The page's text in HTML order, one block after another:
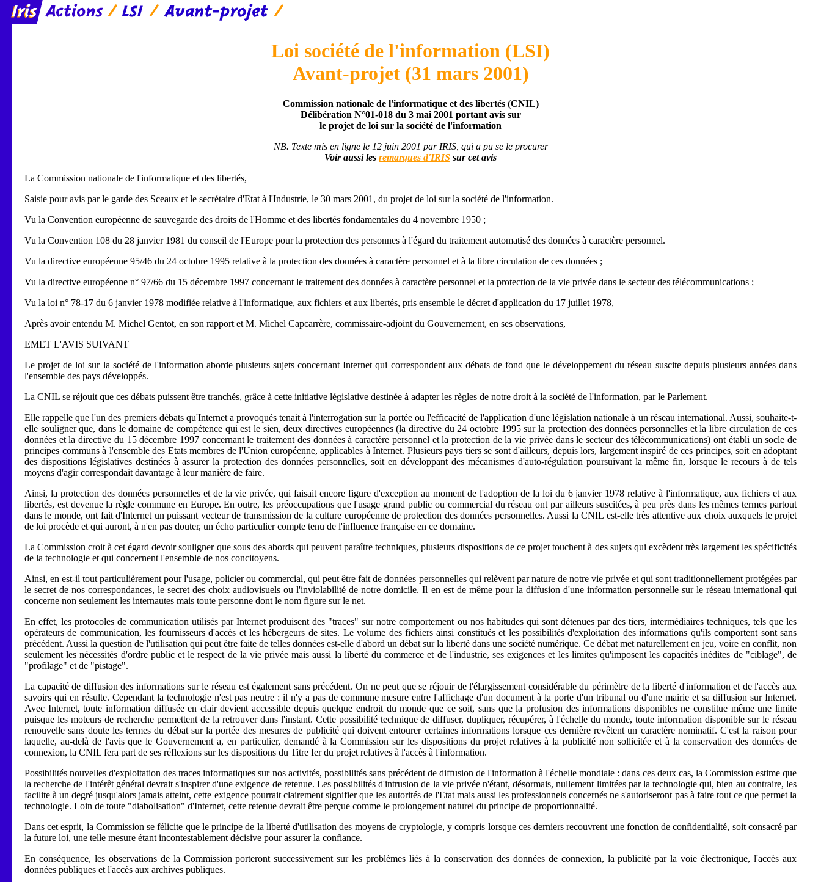
Loi société de l'information (LSI)
Avant-projet (31 mars 2001)
Commission nationale de l'informatique et des libertés (CNIL)
Délibération N°01-018 du 3 mai 2001 portant avis sur
le projet de loi sur la société de l'information
NB. Texte mis en ligne le 12 juin 2001 par IRIS, qui a pu se le procurer
Voir aussi les remarques d'IRIS sur cet avis
La Commission nationale de l'informatique et des libertés,
Saisie pour avis par le garde des Sceaux et le secrétaire d'Etat à l'Industrie, le 30 mars 2001, du projet de loi sur la société de l'information.
Vu la Convention européenne de sauvegarde des droits de l'Homme et des libertés fondamentales du 4 novembre 1950 ;
Vu la Convention 108 du 28 janvier 1981 du conseil de l'Europe pour la protection des personnes à l'égard du traitement automatisé des données à caractère personnel.
Vu la directive européenne 95/46 du 24 octobre 1995 relative à la protection des données à caractère personnel et à la libre circulation de ces données ;
Vu la directive européenne n° 97/66 du 15 décembre 1997 concernant le traitement des données à caractère personnel et la protection de la vie privée dans le secteur des télécommunications ;
Vu la loi n° 78-17 du 6 janvier 1978 modifiée relative à l'informatique, aux fichiers et aux libertés, pris ensemble le décret d'application du 17 juillet 1978,
Après avoir entendu M. Michel Gentot, en son rapport et M. Michel Capcarrère, commissaire-adjoint du Gouvernement, en ses observations,
EMET L'AVIS SUIVANT
Le projet de loi sur la société de l'information aborde plusieurs sujets concernant Internet qui correspondent aux débats de fond que le développement du réseau suscite depuis plusieurs années dans
l'ensemble des pays développés.
La CNIL se réjouit que ces débats puissent être tranchés, grâce à cette initiative législative destinée à adapter les règles de notre droit à la société de l'information, par le Parlement.
Elle rappelle que l'un des premiers débats qu'Internet a provoqués tenait à l'interrogation sur la portée ou l'efficacité de l'application d'une législation nationale à un réseau international. Aussi, souhaite-t-
elle souligner que, dans le domaine de compétence qui est le sien, deux directives européennes (la directive du 24 octobre 1995 sur la protection des données personnelles et la libre circulation de ces
données et la directive du 15 décembre 1997 concernant le traitement des données à caractère personnel et la protection de la vie privée dans le secteur des télécommunications) ont établi un socle de
principes communs à l'ensemble des Etats membres de l'Union européenne, applicables à Internet. Plusieurs pays tiers se sont d'ailleurs, depuis lors, largement inspiré de ces principes, soit en adoptant
des dispositions législatives destinées à assurer la protection des données personnelles, soit en développant des mécanismes d'auto-régulation poursuivant la même fin, lorsque le recours à de tels
moyens d'agir correspondait davantage à leur manière de faire.
Ainsi, la protection des données personnelles et de la vie privée, qui faisait encore figure d'exception au moment de l'adoption de la loi du 6 janvier 1978 relative à l'informatique, aux fichiers et aux
libertés, est devenue la règle commune en Europe. En outre, les préoccupations que l'usage grand public ou commercial du réseau ont par ailleurs suscitées, à peu près dans les mêmes termes partout
dans le monde, ont fait d'Internet un puissant vecteur de transmission de la culture européenne de protection des données personnelles. Aussi la CNIL est-elle très attentive aux choix auxquels le projet
de loi procède et qui auront, à n'en pas douter, un écho particulier compte tenu de l'influence française en ce domaine.
La Commission croit à cet égard devoir souligner que sous des abords qui peuvent paraître techniques, plusieurs dispositions de ce projet touchent à des sujets qui excèdent très largement les spécificités
de la technologie et qui concernent l'ensemble de nos concitoyens.
Ainsi, en est-il tout particulièrement pour l'usage, policier ou commercial, qui peut être fait de données personnelles qui relèvent par nature de notre vie privée et qui sont traditionnellement protégées par
le secret de nos correspondances, le secret des choix audiovisuels ou l'inviolabilité de notre domicile. Il en est de même pour la diffusion d'une information personnelle sur le réseau international qui
concerne non seulement les internautes mais toute personne dont le nom figure sur le net.
En effet, les protocoles de communication utilisés par Internet produisent des "traces" sur notre comportement ou nos habitudes qui sont détenues par des tiers, intermédiaires techniques, tels que les
opérateurs de communication, les fournisseurs d'accès et les hébergeurs de sites. Le volume des fichiers ainsi constitués et les possibilités d'exploitation des informations qu'ils comportent sont sans
précédent. Aussi la question de l'utilisation qui peut être faite de telles données est-elle d'abord un débat sur la liberté dans une société numérique. Ce débat met naturellement en jeu, voire en conflit, non
seulement les nécessités d'ordre public et le respect de la vie privée mais aussi la liberté du commerce et de l'industrie, ses exigences et les limites qu'imposent les capacités inédites de "ciblage", de
"profilage" et de "pistage".
La capacité de diffusion des informations sur le réseau est également sans précédent. On ne peut que se réjouir de l'élargissement considérable du périmètre de la liberté d'information et de l'accès aux
savoirs qui en résulte. Cependant la technologie n'est pas neutre : il n'y a pas de commune mesure entre l'affichage d'un document à la porte d'un tribunal ou d'une mairie et sa diffusion sur Internet.
Avec Internet, toute information diffusée en clair devient accessible depuis quelque endroit du monde que ce soit, sans que la profusion des informations disponibles ne constitue même une limite
puisque les moteurs de recherche permettent de la retrouver dans l'instant. Cette possibilité technique de diffuser, dupliquer, récupérer, à l'échelle du monde, toute information disponible sur le réseau
renouvelle sans doute les termes du débat sur la portée des mesures de publicité qui doivent entourer certaines informations lorsque ces dernière revêtent un caractère nominatif. C'est la raison pour
laquelle, au-delà de l'avis que le Gouvernement a, en particulier, demandé à la Commission sur les dispositions du projet relatives à la publicité non sollicitée et à la conservation des données de
connexion, la CNIL fera part de ses réflexions sur les dispositions du Titre Ier du projet relatives à l'accès à l'information.
Possibilités nouvelles d'exploitation des traces informatiques sur nos activités, possibilités sans précédent de diffusion de l'information à l'échelle mondiale : dans ces deux cas, la Commission estime que
la recherche de l'intérêt général devrait s'inspirer d'une exigence de retenue. Les possibilités d'intrusion de la vie privée n'étant, désormais, nullement limitées par la technologie qui, bien au contraire, les
facilite à un degré jusqu'alors jamais atteint, cette exigence pourrait clairement signifier que les autorités de l'Etat mais aussi les professionnels concernés ne s'autoriseront pas à faire tout ce que permet la
technologie. Loin de toute "diabolisation" d'Internet, cette retenue devrait être perçue comme le prolongement naturel du principe de proportionnalité.
Dans cet esprit, la Commission se félicite que le principe de la liberté d'utilisation des moyens de cryptologie, y compris lorsque ces derniers recouvrent une fonction de confidentialité, soit consacré par
la future loi, une telle mesure étant incontestablement décisive pour assurer la confiance.
En conséquence, les observations de la Commission porteront successivement sur les problèmes liés à la conservation des données de connexion, la publicité par la voie électronique, l'accès aux
données publiques et l'accès aux archives publiques.